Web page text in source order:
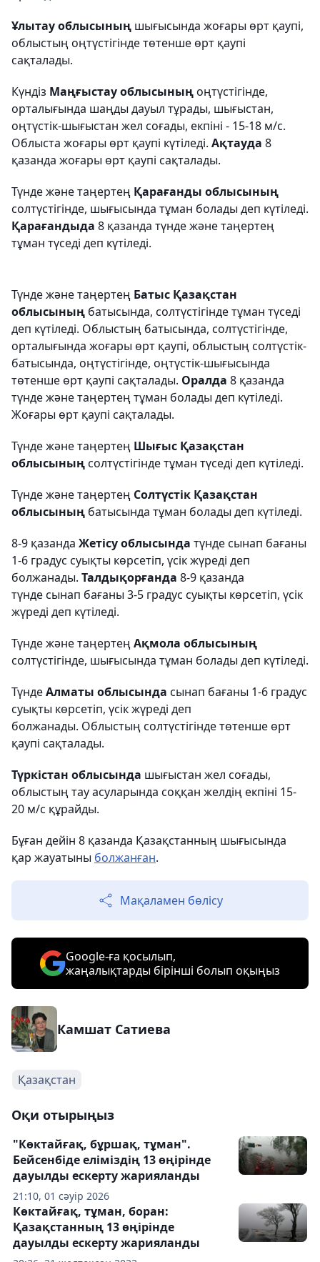
Ұлытау облысының шығысында жоғары өрт қаупі,
облыстың оңтүстігінде төтенше өрт қаупі
сақталады.
Күндіз Маңғыстау облысыныңоңтүстігінде,
орталығында шаңды дауыл тұрады, шығыстан,
оңтүстік-шығыстан жел соғады, екпіні - 15-18 м/с.
Облыста жоғары өрт қаупі күтіледі. Ақтауда 8
қазанда жоғары өрт қаупі сақталады.
Түнде және таңертең Қарағанды облысының
солтүстігінде, шығысында тұман болады деп күтіледі.
Қарағандыда 8 қазанда түнде және таңертең
тұман түседі деп күтіледі.
Түнде және таңертең Батыс Қазақстан
облысының батысында, солтүстігінде тұман түседі
деп күтіледі. Облыстың батысында, солтүстігінде,
орталығында жоғары өрт қаупі, облыстың солтүстік-
батысында, оңтүстігінде, оңтүстік-шығысында
төтенше өрт қаупі сақталады. Оралда 8 қазанда
түнде және таңертең тұман болады деп күтіледі.
Жоғары өрт қаупі сақталады.
Түнде және таңертең Шығыс Қазақстан
облысыныңсолтүстігінде тұман түседі деп күтіледі.
Түнде және таңертең Солтүстік Қазақстан
облысының батысында тұман болады деп күтіледі.
8-9 қазанда Жетісу облысында түнде сынап бағаны
1-6 градус суықты көрсетіп, үсік жүреді деп
болжанады. Талдықорғанда 8-9 қазанда
түнде сынап бағаны 3-5 градус суықты көрсетіп, үсік
жүреді деп күтіледі.
Түнде және таңертең Ақмола облысының
солтүстігінде, шығысында тұман болады деп күтіледі.
ТүндеАлматы облысында сынап бағаны 1-6 градус
суықты көрсетіп, үсік жүреді деп
болжанады. Облыстың солтүстігінде төтенше өрт
қаупі сақталады.
Түркістан облысында шығыстан жел соғады,
облыстың тау асуларында соққан желдің екпіні 15-
20 м/с құрайды.
Бұған дейін 8 қазанда Қазақстанның шығысында
қар жауатыны болжанған.
Мақаламен бөлісу
Google-ға қосылып,
жаңалықтарды бірінші болып оқыңыз
Камшат Сатиева
Қазақстан
Оқи отырыңыз
21:10, 01 сәуір 2026
"Көктайғақ, бұршақ, тұман".
Бейсенбіде еліміздің 13 өңірінде
дауылды ескерту жарияланды
Көктайғақ, тұман, боран:
Қазақстанның 13 өңірінде
дауылды ескерту жарияланды